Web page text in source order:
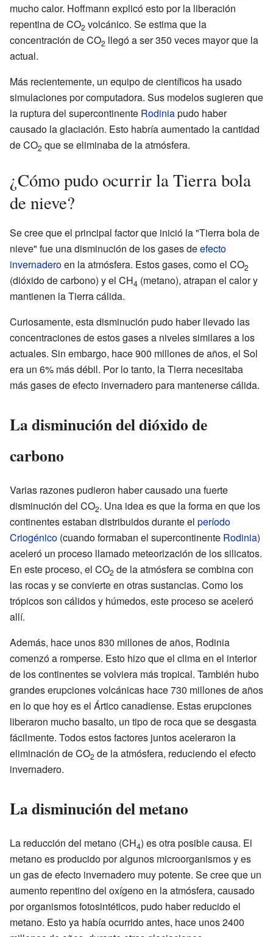
mucho calor. Hoffmann explicó esto por la liberación
repentina de CO2 volcánico. Se estima que la
concentración de CO2 llegó a ser 350 veces mayor que la
actual.
Más recientemente, un equipo de científicos ha usado
simulaciones por computadora. Sus modelos sugieren que
la ruptura del supercontinente Rodiniapudo haber
causado la glaciación. Esto habría aumentado la cantidad
de CO2 que se eliminaba de la atmósfera.
¿Cómo pudo ocurrir la Tierra bola
de nieve?
Se cree que el principal factor que inició la "Tierra bola de
nieve" fue una disminución de los gases deefecto
invernaderoen la atmósfera. Estos gases, como el CO2
(dióxido de carbono) y el CH4 (metano), atrapan el calor y
mantienen la Tierra cálida.
Curiosamente, esta disminución pudo haber llevado las
concentraciones de estos gases a niveles similares a los
actuales. Sin embargo, hace 900 millones de años, el Sol
era un 6% más débil. Por lo tanto, la Tierra necesitaba
más gases de efecto invernadero para mantenerse cálida.
La disminución del dióxido de
carbono
Varias razones pudieron haber causado una fuerte
disminución del CO2. Una idea es que la forma en que los
continentes estaban distribuidos durante el período
Criogénico (cuando formaban el supercontinente Rodinia)
aceleró un proceso llamado meteorización de los silicatos.
En este proceso, el CO2 de la atmósfera se combina con
las rocas y se convierte en otras sustancias. Como los
trópicos son cálidos y húmedos, este proceso se aceleró
allí.
Además, hace unos 830 millones de años, Rodinia
comenzó a romperse. Esto hizo que el clima en el interior
de los continentes se volviera más tropical. También hubo
grandes erupciones volcánicas hace 730 millones de años
en lo que hoy es el Ártico canadiense. Estas erupciones
liberaron mucho basalto, un tipo de roca que se desgasta
fácilmente. Todos estos factores juntos aceleraron la
eliminación de CO2 de la atmósfera, reduciendo el efecto
invernadero.
La disminución del metano
La reducción del metano (CH4) es otra posible causa. El
metano es producido por algunos microorganismos y es
un gas de efecto invernadero muy potente. Se cree que un
aumento repentino del oxígeno en la atmósfera, causado
por organismos fotosintéticos, pudo haber reducido el
metano. Esto ya había ocurrido antes, hace unos 2400